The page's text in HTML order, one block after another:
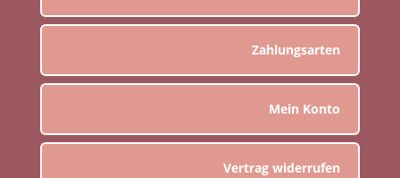
Zahlungsarten
Mein Konto
Vertrag widerrufen